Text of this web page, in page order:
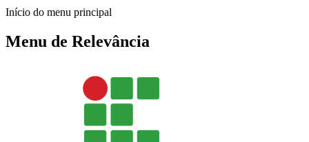
Início do menu principal
Menu de Relevância